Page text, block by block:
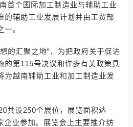
首个国际加工制造业与辅助工业
的辅助工业发展计划并由工贸部
。
的汇聚之地”，为把政府关于促进
的第115号决议和许多有关政策具
为越南辅助工业和加工制造业发
共设250个展位，展览面积达
企业参加。展览会上主要推介纺